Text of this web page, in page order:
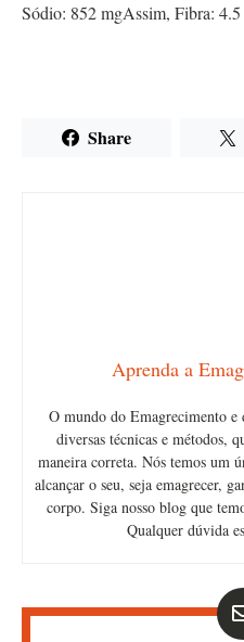
Sódio: 852mgAssim, Fibra: 4.5
Share
Aprenda a
O mundo do Emagrecimento e
diversas técnicas e métodos,
maneira correta. Nós temos um
alcançar o seu, seja emagrecer,
corpo. Siga nosso blog que
Qualquer dúvida